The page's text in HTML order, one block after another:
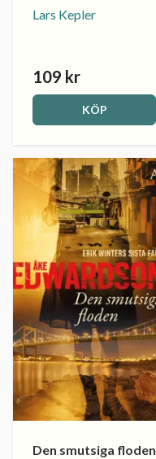
Lars Kepler
109 kr
KÖP
Den smutsiga floden